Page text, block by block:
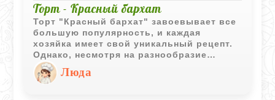
Торт - Красный бархат
Торт "Красный бархат" завоевывает все
большую популярность, и каждая
хозяйка имеет свой уникальный рецепт.
Однако, несмотря на разнообразие
способов приготовления, большинство
рецептов имеют много общего.
Люда